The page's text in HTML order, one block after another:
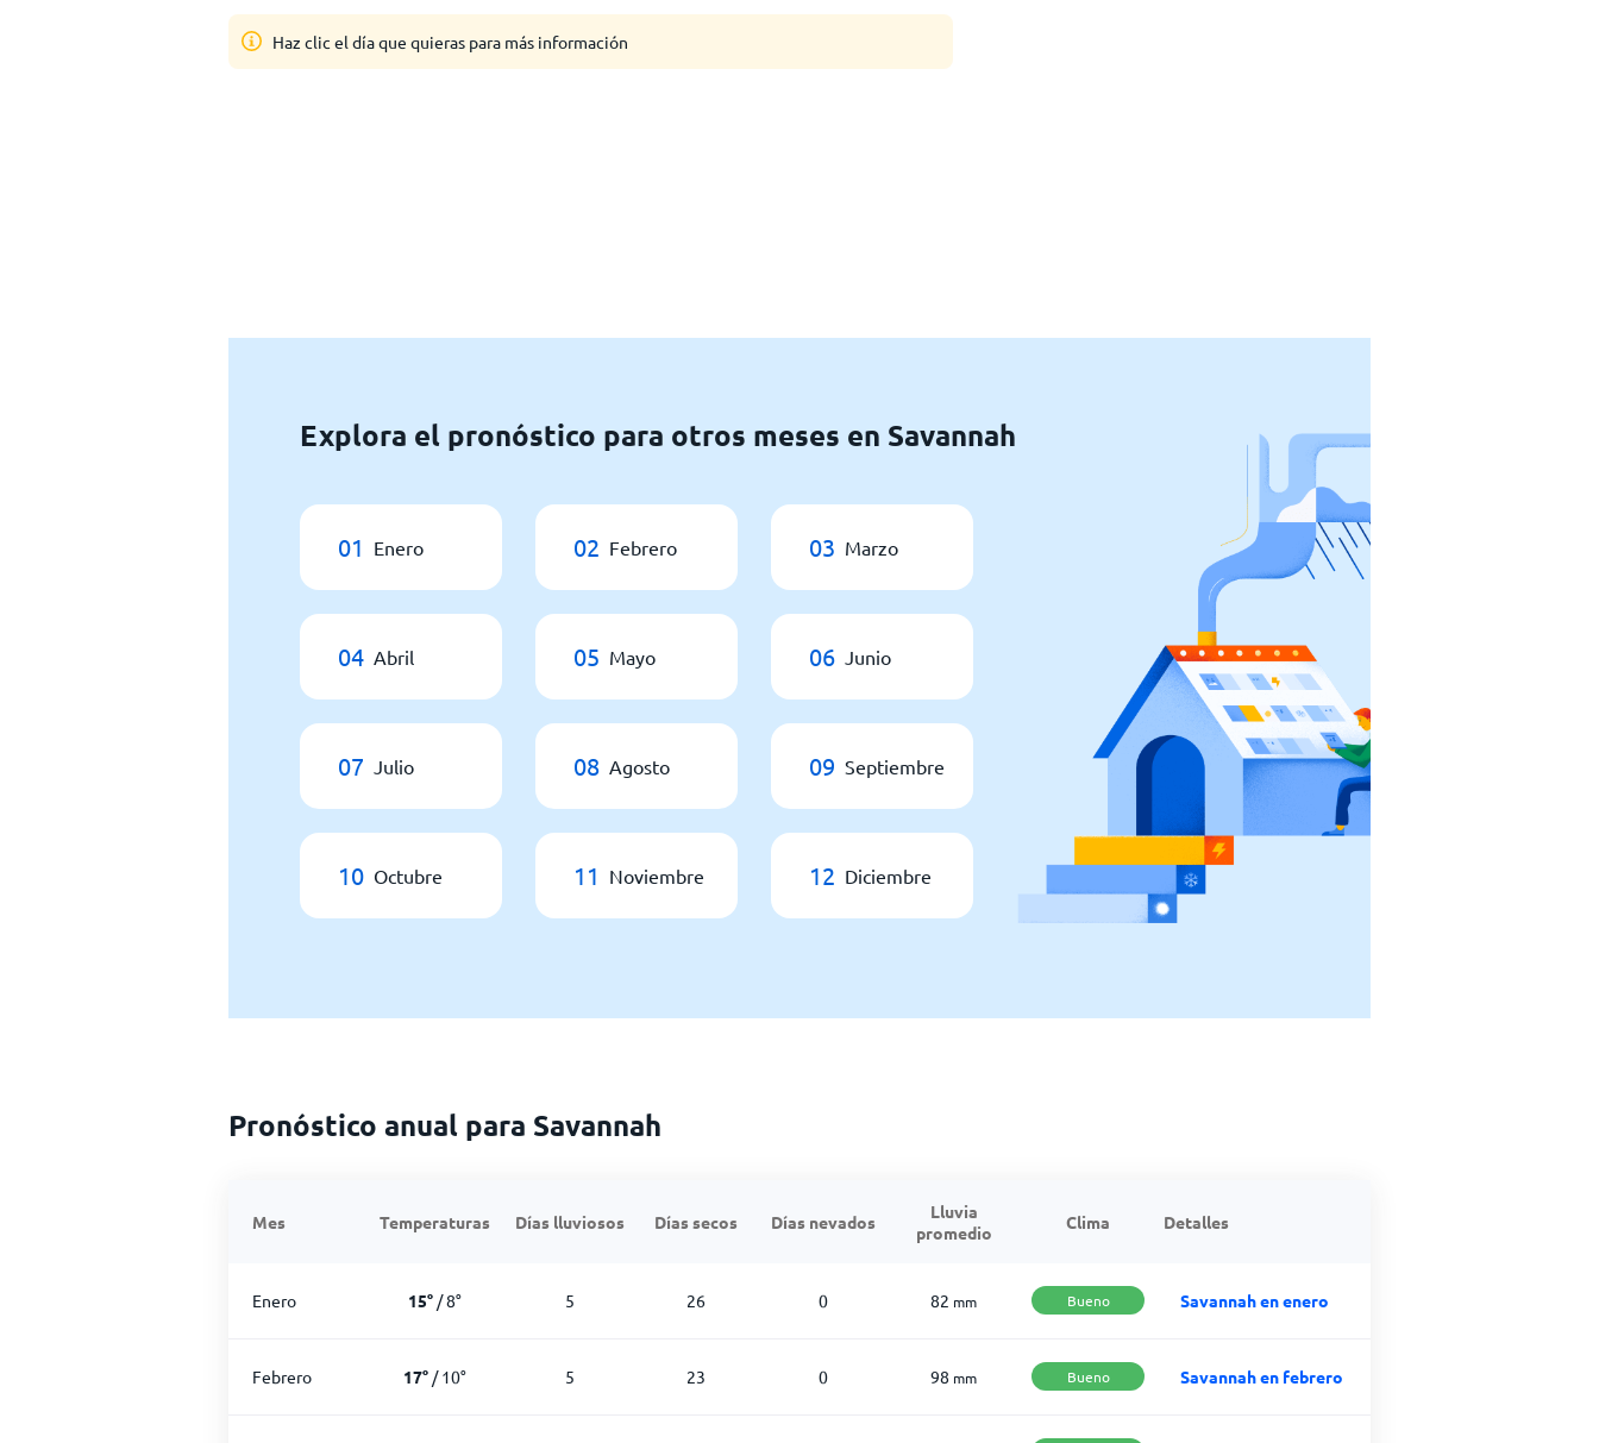
Haz clic el día que quieras para más información
Explora el pronóstico para otros meses en Savannah
01 Enero 02 Febrero 03 Marzo
04 Abril 05 Mayo 06 Junio
07 Julio 08 Agosto 09 Septiembre
10 Octubre 11 Noviembre 12 Diciembre
Pronóstico anual para Savannah
Mes Temperaturas Días lluviosos Días secos Días nevados
Lluvia
promedio
Clima Detalles
Enero 15° /8° 5 26 0 82 mm Bueno Savannah en enero
Febrero 17° /10° 5 23 0 98 mm Bueno Savannah en febrero